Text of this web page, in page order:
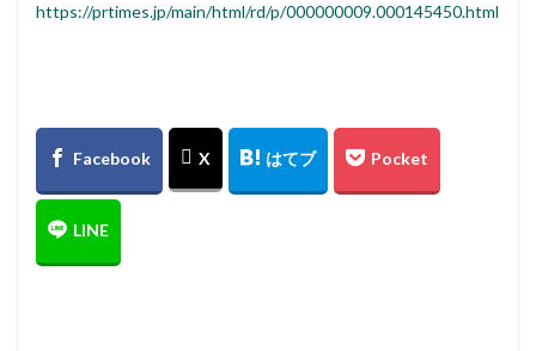
https://prtimes.jp/main/html/rd/p/000000009.000145450.html